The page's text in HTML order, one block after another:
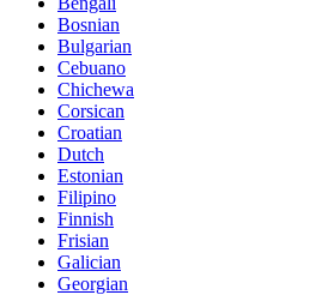
Bosnian
Bulgarian
Cebuano
Chichewa
Corsican
Croatian
Dutch
Estonian
Filipino
Finnish
Frisian
Galician
Georgian